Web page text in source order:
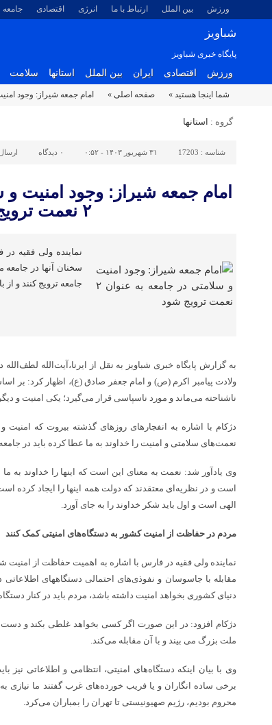
ورزش بین الملل ارتباط با ما انرژی اقتصادی جامعه
شباویز
پایگاه خبری شباویز
ورزش اقتصادی ایران بین الملل استانها سلامت
شما اینجا هستید » صفحه اصلی » امام جمعه شیراز: وجود امنیت و
گروه : استانها
شناسه : 17203 ۳۱ شهریور ۱۴۰۳ - ۰:۵۲ ۰ دیدگاه
امام جمعه شیراز: وجود امنیت و
۲ نعمت ترویج شود
نماینده ولی فقیه
سخنان آنها در جامعه
جامعه ترویج کنند و
به گزارش پایگاه خبری شباویز به نقل از ایرنا،آیت‌الله
ناشناحته می‌ماند و مورد ناسپاسی قرار می‌گیرد؛ یکی امنیت و
دژکام با اشاره به انفجارهای روزهای گذشته بیروت که امنیت
نعمت‌های سلامتی و امنیت را خداوند به ما عطا کرده باید در
وی یادآور شد: نعمت به معنای این است که اینها را خداوند
است و در نظریه‌ای معتقدند که دولت همه اینها را ایجاد کرده
الهی است و اول باید شکر خداوند را به جای آورد.
مردم در حفاظت از امنیت کشور به دستگاه‌های امنیتی کمک کنند
نماینده ولی فقیه در فارس با اشاره به اهمیت حفاظت از
مقابله با جاسوسان و نفوذی‌های احتمالی دستگاههای
دنیای کشوری بخواهد امنیت داشته باشد، مردم باید در کنار
دژکام افزود: در این صورت اگر کسی بخواهد غلطی بکند و دست
ملت بزرگ می بیند و با آن مقابله می‌کند.
وی با بیان اینکه دستگاه‌های امنیتی، انتظامی و اطلاعاتی نیز
برخی ساده انگاران و یا فریب خورده‌های غرب گفتند ما نیازی
محروم بودیم، رژیم صهیونیستی تا تهران را بمباران می‌کرد.